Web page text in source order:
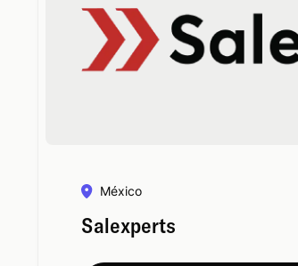
México
Salexperts